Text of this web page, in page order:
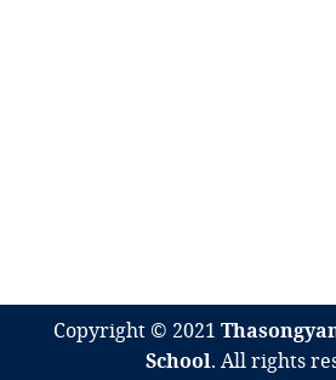
Copyright © 2021
School. All rights